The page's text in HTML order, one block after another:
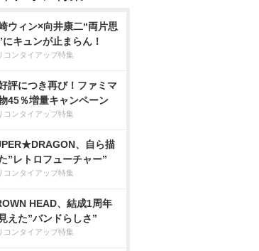
ウィン×向井康二“両片思
にキュンが止まらん！
コンタイアップ特集
評につき再び！ファミマ
45％増量キャンペーン
コンタイアップ特集
、自ら描
”レトロフューチャー”
コンタイアップ特集
HEAD、結成1周年
えた”バンドらしさ”
コンタイアップ特集